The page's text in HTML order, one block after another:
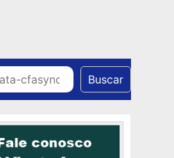
Buscar